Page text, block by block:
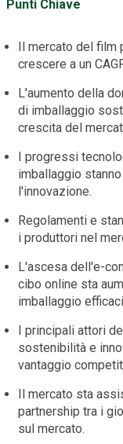
Punti Chiave
Il mercato del film
crescere a un
L'aumento della
di imballaggio
crescita del
I progressi
imballaggio
l'innovazione.
Regolamenti e
i produttori nel
L'ascesa dell'e-
cibo online sta
imballaggio
I principali attori
sostenibilità e
vantaggio
Il mercato sta
partnership tra i
sul mercato.